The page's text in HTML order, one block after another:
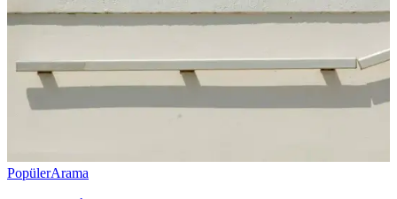
PopülerArama